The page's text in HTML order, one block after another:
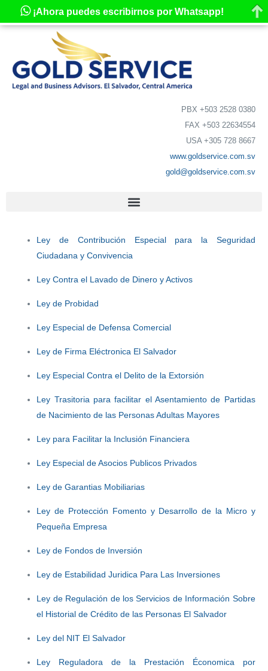
PBX +503 2528 0380
FAX +503 22634554
USA +305 728 8667
www.goldservice.com.sv
gold@goldservice.com.sv
Ley de Contribución Especial para la Seguridad
Ciudadana y Convivencia
Ley Contra el Lavado de Dinero y Activos
Ley de Probidad
Ley Especial de Defensa Comercial
Ley de Firma Eléctronica El Salvador
Ley Especial Contra el Delito de la Extorsión
Ley Trasitoria para facilitar el Asentamiento de Partidas
de Nacimiento de las Personas Adultas Mayores
Ley para Facilitar la Inclusión Financiera
Ley Especial de Asocios Publicos Privados
Ley de Garantias Mobiliarias
Ley de Protección Fomento y Desarrollo de la Micro y
Pequeña Empresa
Ley de Fondos de Inversión
Ley de Estabilidad Juridica Para Las Inversiones
Ley de Regulación de los Servicios de Información Sobre
el Historial de Crédito de las Personas El Salvador
Ley del NIT El Salvador
Ley Reguladora de la Prestación Économica por
¡Ahora puedes escribirnos por Whatsapp!